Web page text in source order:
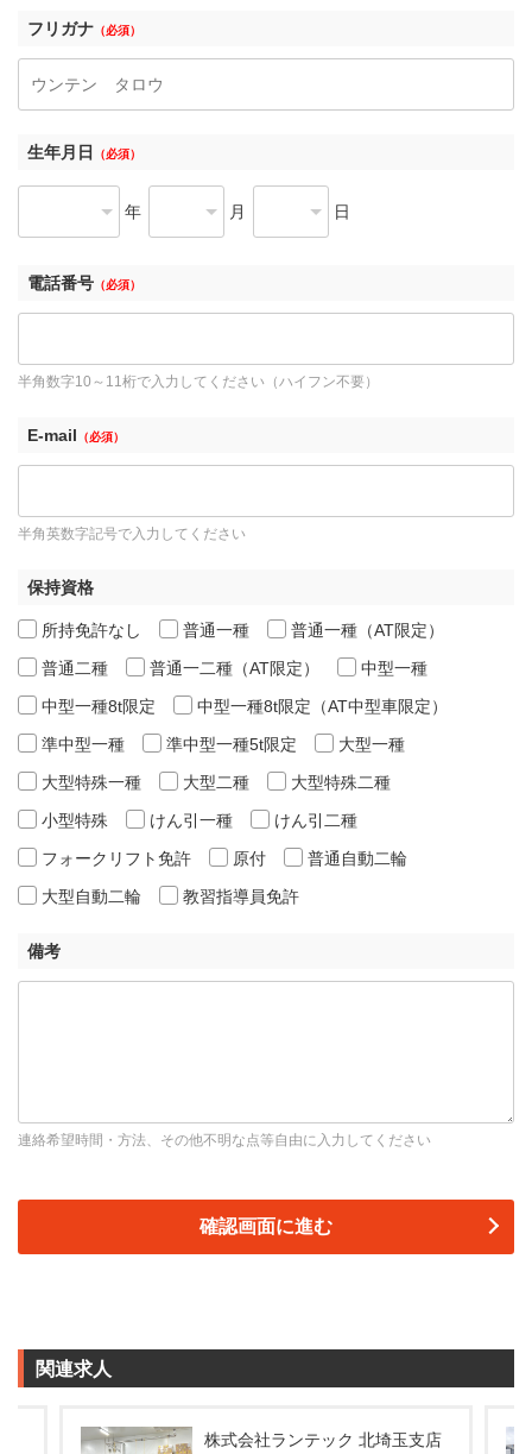
フリガナ （必須）
生年月日 （必須）
年 月 日
電話番号 （必須）
半角数字10～11桁で入力してください（ハイフン不要）
E-mail （必須）
半角英数字記号で入力してください
保持資格
所持免許なし 普通一種
普通一種（AT限定）
普通二種
普通一二種（AT限定）
中型一種
中型一種8t限定
中型一種8t限定（AT中型車限定）
準中型一種
準中型一種5t限定
大型一種
大型特殊一種
大型二種
大型特殊二種
小型特殊
けん引一種
けん引二種
フォークリフト免許
原付
普通自動二輪
大型自動二輪
教習指導員免許
備考
連絡希望時間・方法、その他不明な点等自由に入力してください
関連求人
株式会社ランテック 北埼玉支店